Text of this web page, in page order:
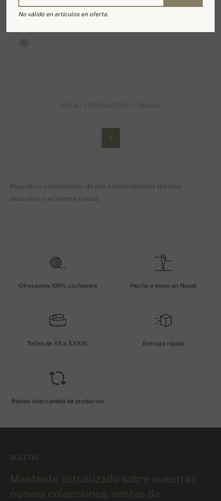
Magnífica combinación de dos extraordinarios textiles
naturales - cachemira y seda.
Ofrecemos 100% cachemira Hecho a mano en Nepal
Tallas de XS a XXXXL Entrega rápida
Rápido intercambio de productos
BOLETÍN
Mantente actualizado sobre nuestras
nuevas colecciones, ventas de
No válido en artículos en oferta.